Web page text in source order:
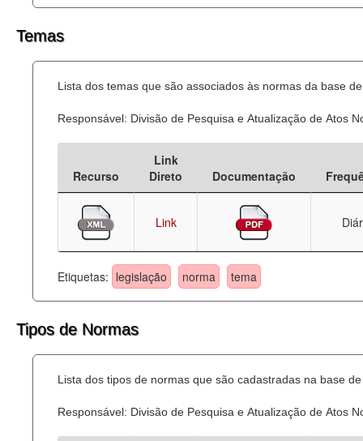
Temas
Lista dos temas que são associados às normas da base
Responsável: Divisão de Pesquisa e Atualização de Atos
Recurso
Link
Direto
Documentação
Link
Etiquetas: legislação norma tema
Tipos de Normas
Lista dos tipos de normas que são cadastradas na base
Responsável: Divisão de Pesquisa e Atualização de Atos